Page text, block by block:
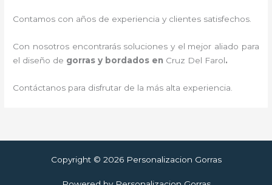
Contamos con años de experiencia y clientes satisfechos.
Con nosotros encontrarás soluciones y el mejor aliado para
el diseño de gorras y bordados en Cruz Del Farol.
Contáctanos para disfrutar de la más alta experiencia.
Copyright © 2026 Personalizacion Gorras